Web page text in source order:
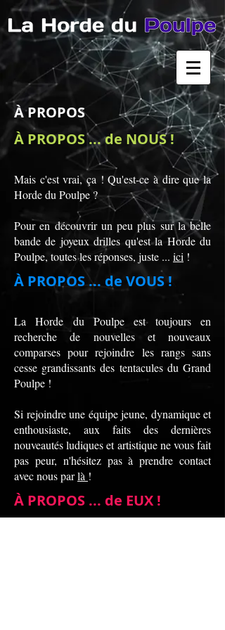
À PROPOS
À PROPOS ... de NOUS !
Mais c'est vrai, ça ! Qu'est-ce à dire que la
Horde du Poulpe ?
Pour en découvrir un peu plus sur la belle
bande de joyeux drilles qu'est la Horde du
Poulpe, toutes les réponses, juste ... ici !
À PROPOS ... de VOUS !
La Horde du Poulpe est toujours en
recherche de nouvelles et nouveaux
comparses pour rejoindre les rangs sans
cesse grandissants des tentacules du Grand
Poulpe !
Si rejoindre une équipe jeune, dynamique et
enthousiaste, aux faits des dernières
nouveautés ludiques et artistique ne vous fait
pas peur, n'hésitez pas à prendre contact
avec nous parlà !
À PROPOS ... de EUX !